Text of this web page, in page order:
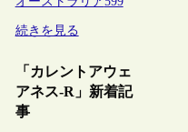
続きを見る
「カレントアウェ
アネス-R」新着記
事